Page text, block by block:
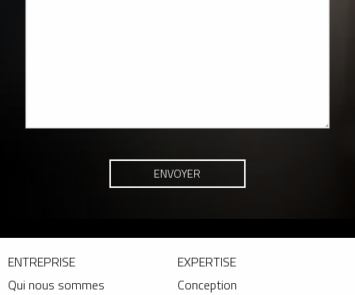
ENTREPRISE
Qui nous sommes
EXPERTISE
Conception